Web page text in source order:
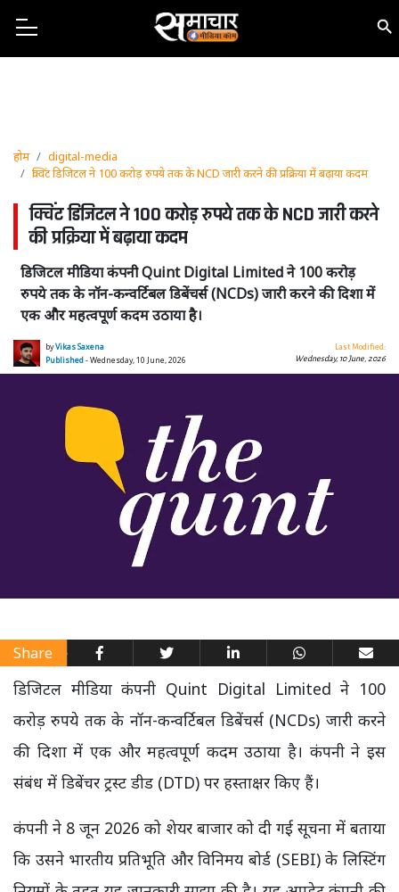
होम
digital-media
क्विंट डिजिटल ने 100 करोड़ रुपये तक के NCD जारी करने की प्रक्रिया में बढ़ाया कदम
क्विंट डिजिटल ने 100 करोड़ रुपये तक के NCD जारी करने
की प्रक्रिया में बढ़ाया कदम
डिजिटल मीडिया कंपनी Quint Digital Limited ने 100 करोड़
रुपये तक के नॉन-कन्वर्टिबल डिबेंचर्स (NCDs) जारी करने की दिशा में
एक और महत्वपूर्ण कदम उठाया है।
byVikas Saxena
Published- Wednesday, 10 June, 2026
Last Modified:
Wednesday, 10 June, 2026
Share
डिजिटल मीडिया कंपनी Quint Digital Limited ने 100
करोड़ रुपये तक के नॉन-कन्वर्टिबल डिबेंचर्स (NCDs) जारी करने
की दिशा में एक और महत्वपूर्ण कदम उठाया है। कंपनी ने इस
संबंध में डिबेंचर ट्रस्ट डीड (DTD) पर हस्ताक्षर किए हैं।
कंपनी ने 8 जून 2026 को शेयर बाजार को दी गई सूचना में बताया
कि उसने भारतीय प्रतिभूति और विनिमय बोर्ड (SEBI) के लिस्टिंग